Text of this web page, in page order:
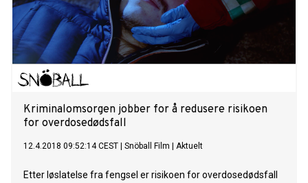
Kriminalomsorgen jobber for å redusere risikoen
for overdosedødsfall
12.4.2018 09:52:14 CEST Snöball Film Aktuelt
Etter løslatelse fra fengsel er risikoen for overdosedødsfall